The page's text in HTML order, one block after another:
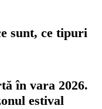
sunt, ce tipuri
în vara 2026.
estival